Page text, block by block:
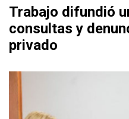
Trabajo difundió
consultas y
privado